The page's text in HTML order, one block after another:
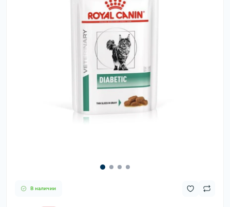
В наличии